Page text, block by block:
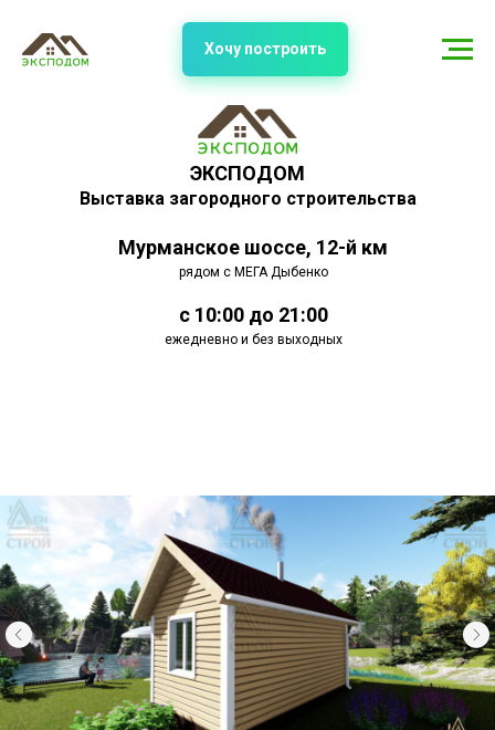
ЭКСПОДОМ
Выставка загородного строительства
Мурманское шоссе, 12-й км
рядом с МЕГА Дыбенко
с 10:00 до 21:00
ежедневно и без выходных
Хочу построить